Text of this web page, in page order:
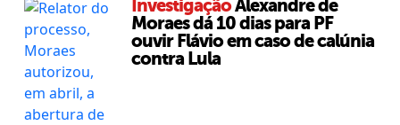
InvestigaçãoAlexandre de
Moraes dá 10 dias para PF
ouvir Flávio em caso de calúnia
contra Lula